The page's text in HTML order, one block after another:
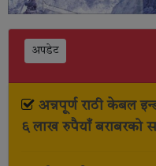
अपडेट
अन्नपूर्ण राठी केबल
६ लाख रुपैयाँ बराबरको